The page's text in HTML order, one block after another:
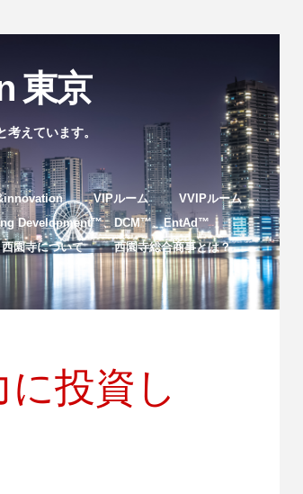
東京
えています。
VIPルーム
VVIPルーム
Development™️、DCM™️、EntAd™️
園寺について
西園寺総合商事とは？
投資し